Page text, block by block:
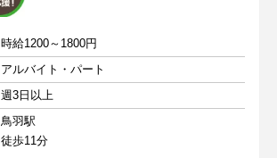
時給1200～1800円
アルバイト・パート
週3日以上
鳥羽駅
徒歩11分